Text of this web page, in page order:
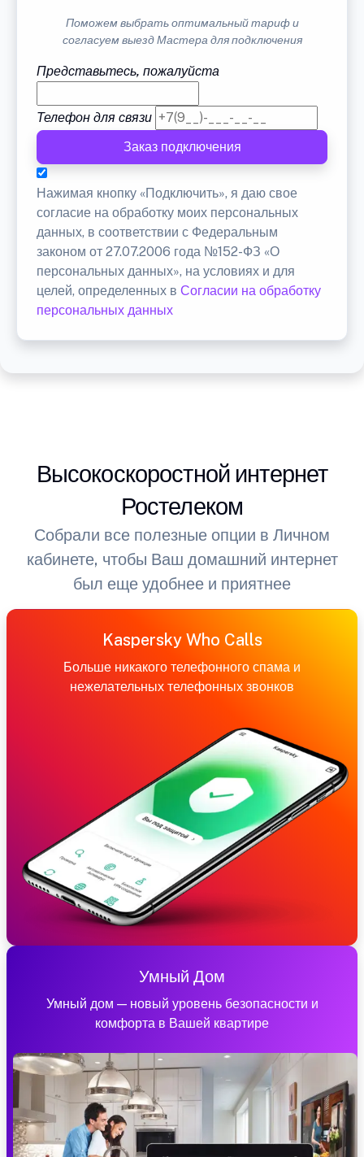
Поможем выбрать оптимальный тариф и
согласуем выезд Мастера для подключения
Представьтесь, пожалуйста
Телефон для связи
Заказ подключения
Нажимая кнопку «Подключить», я даю свое
согласие на обработку моих персональных
данных, в соответствии с Федеральным
законом от 27.07.2006 года №152-ФЗ «О
персональных данных», на условиях и для
целей, определенных в Согласии на обработку
персональных данных
Высокоскоростной интернет
Ростелеком
Собрали все полезные опции в Личном
кабинете, чтобы Ваш домашний интернет
был еще удобнее и приятнее
Kaspersky Who Calls
Больше никакого телефонного спама и
нежелательных телефонных звонков
Умный Дом
Умный дом — новый уровень безопасности и
комфорта в Вашей квартире